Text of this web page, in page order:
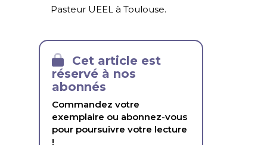
Pasteur UEEL à Toulouse.
Cet article est
réservé à nos
abonnés
Commandez votre
exemplaire ou abonnez-vous
pour poursuivre votre lecture
!